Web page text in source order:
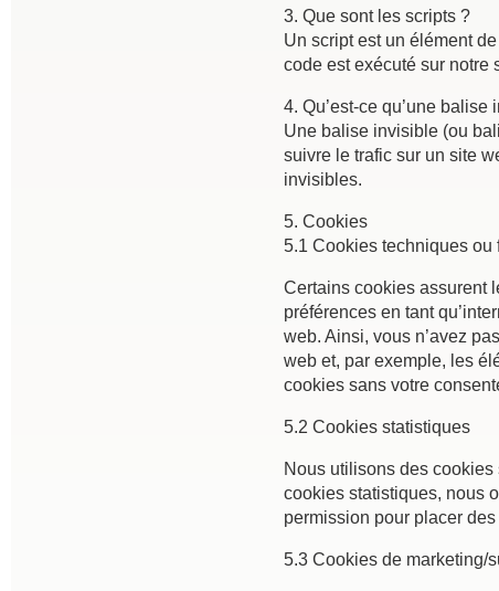
3. Que sont les scripts ?
Un script est un élément
code est exécuté sur notre
4. Qu’est-ce qu’une balise
Une balise invisible (ou
suivre le trafic sur un site
invisibles.
5. Cookies
5.1 Cookies techniques ou
Certains cookies assurent
préférences en tant
web. Ainsi, vous n’avez
web et, par exemple, les
cookies sans votre
5.2 Cookies statistiques
Nous utilisons des cookies
cookies statistiques, nous
permission pour placer
5.3 Cookies de marketing/